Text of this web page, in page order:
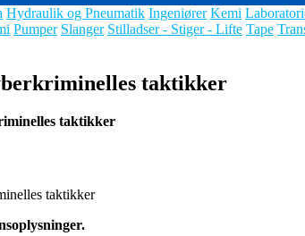
Hydraulik og Pneumatik Ingeniører Kemi
Pumper Slanger Stilladser - Stiger - Lifte Tape
taktikker
taktikker